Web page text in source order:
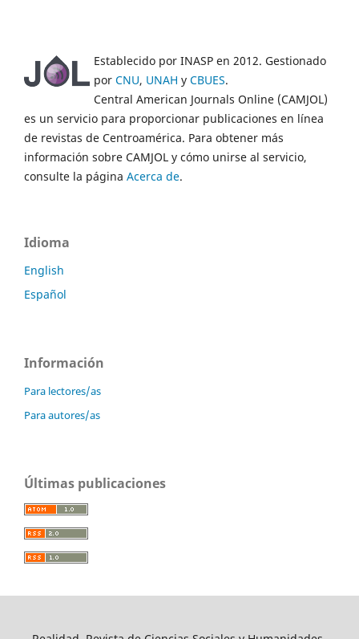
Establecido por INASP en 2012. Gestionado
por CNU, UNAH y CBUES.
Central American Journals Online (CAMJOL)
es un servicio para proporcionar publicaciones en línea
de revistas de Centroamérica. Para obtener más
información sobre CAMJOL y cómo unirse al servicio,
consulte la página Acerca de.
Idioma
English
Español
Información
Para lectores/as
Para autores/as
Últimas publicaciones